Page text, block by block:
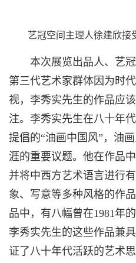
艺冠空间主理人徐建欣接
本次展览出品人、艺
第三代艺术家群体因为时
视，李秀实先生的作品应
注。李秀实先生在八十年
提倡的“油画中国风”，油
涯的重要议题。他在作品
并将中西方艺术语言进行
象、写意等多种风格的作
品中，有八幅曾在1981年
李秀实先生的这些作品兼
证了八十年代活跃的艺术